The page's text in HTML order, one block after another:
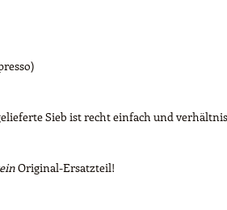
Sieb ist recht einfach und
Original-Ersatzteil!